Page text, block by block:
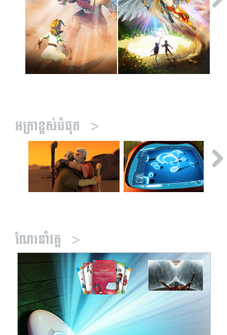
អត្រាខ្ពស់បំផុត >
ណែរនាំវគ្គ >